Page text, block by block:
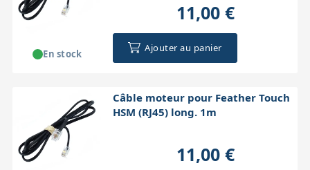
11,00 €
Ajouter au panier
En stock
Câble moteur pour Feather Touch
HSM (RJ45) long. 1m
11,00 €